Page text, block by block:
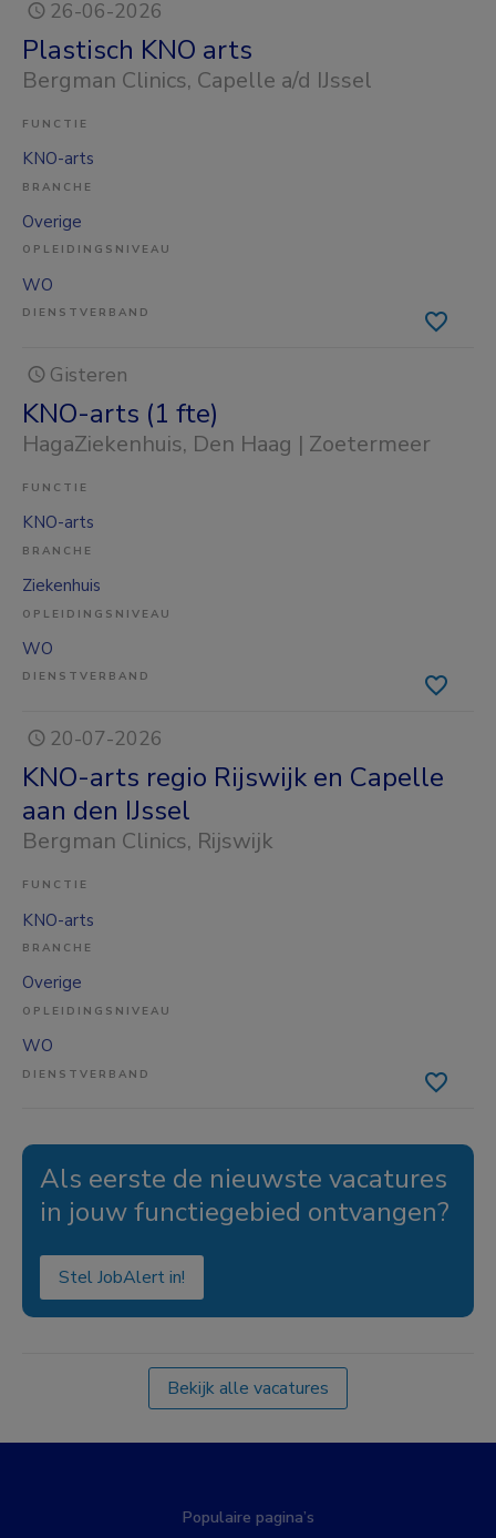
26-06-2026
Plastisch KNO arts
Bergman Clinics, Capelle a/d IJssel
FUNCTIE
KNO-arts
BRANCHE
Overige
OPLEIDINGSNIVEAU
WO
DIENSTVERBAND
Gisteren
KNO-arts (1 fte)
HagaZiekenhuis, Den Haag | Zoetermeer
FUNCTIE
KNO-arts
BRANCHE
Ziekenhuis
OPLEIDINGSNIVEAU
WO
DIENSTVERBAND
20-07-2026
KNO-arts regio Rijswijk en Capelle
aan den IJssel
Bergman Clinics, Rijswijk
FUNCTIE
KNO-arts
BRANCHE
Overige
OPLEIDINGSNIVEAU
WO
DIENSTVERBAND
Als eerste de nieuwste vacatures
in jouw functiegebied ontvangen?
Stel JobAlert in!
Bekijk alle vacatures
Populaire pagina’s